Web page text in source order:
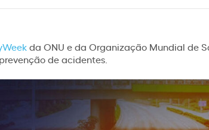
da ONU e da Organização Mundial de
de acidentes.